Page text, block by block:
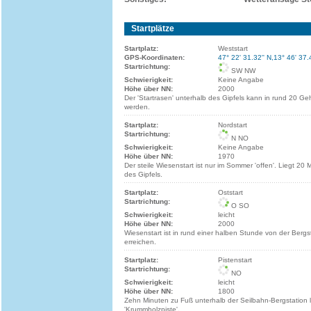
Startplätze
Startplatz:
Weststart
GPS-Koordinaten:
47° 22' 31.32'' N,13° 46'
Startrichtung:
SW NW
Schwierigkeit:
Keine Angabe
Höhe über NN:
2000
Der 'Startrasen' unterhalb des Gipfels kann in rund 20
werden.
Startplatz:
Nordstart
Startrichtung:
N NO
Schwierigkeit:
Keine Angabe
Höhe über NN:
1970
Der steile Wiesenstart ist nur im Sommer 'offen'. Liegt 20
des Gipfels.
Startplatz:
Oststart
Startrichtung:
O SO
Schwierigkeit:
leicht
Höhe über NN:
2000
Wiesenstart ist in rund einer halben Stunde von der
erreichen.
Startplatz:
Pistenstart
Startrichtung:
NO
Schwierigkeit:
leicht
Höhe über NN:
1800
Zehn Minuten zu Fuß unterhalb der Seilbahn-Bergstation
'Krummholzpiste'.